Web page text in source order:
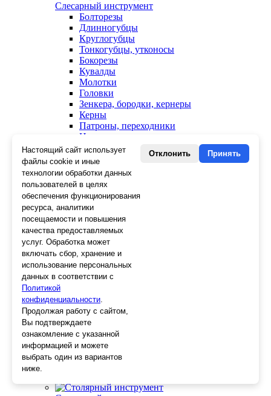
Слесарный инструмент
Болторезы
Длинногубцы
Круглогубцы
Тонкогубцы, утконосы
Бокорезы
Кувалды
Молотки
Головки
Зенкера, бородки, кернеры
Керны
Патроны, переходники
Ножницы электрика
Стопорные кольца
Съемники стопорных колец
Пинцеты
Магниты
Клещи для изоляции
Кабелерезы
Гайкорезы
Зажимы ручные
Подшипники
Тиски
Струбцины
Плоскогубцы
Отвертки
Напильники, рашпили
Наборы инструментов
Кусачки
Ключи
Клещи
Зубила
Настоящий сайт использует
файлы cookie и иные
технологии обработки данных
пользователей в целях
обеспечения функционирования
ресурса, аналитики
посещаемости и повышения
качества предоставляемых
услуг. Обработка может
включать сбор, хранение и
использование персональных
данных в соответствии с
Политикой
конфиденциальности.
Продолжая работу с сайтом,
Вы подтверждаете
ознакомление с указанной
информацией и можете
выбрать один из вариантов
ниже.
Отклонить Принять